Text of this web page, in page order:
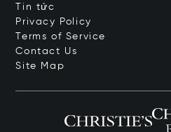
Tin tức
Privacy Policy
Terms of Service
Contact Us
Site Map